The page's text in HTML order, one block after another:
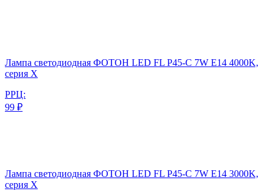
Лампа светодиодная ФОТОН LED FL P45-C 7W E14 4000K,
серия Х
РРЦ:
99 ₽
Лампа светодиодная ФОТОН LED FL P45-C 7W E14 3000K,
серия Х